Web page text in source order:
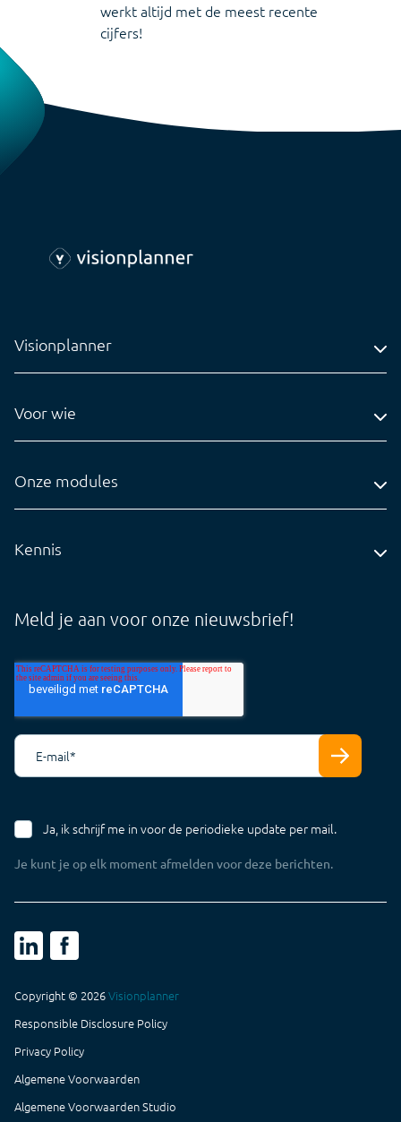
Maak een afspraak
werkt altijd met de meest recente
cijfers!
Meld je aan voor onze nieuwsbrief!
E-mail*
Ja, ik schrijf me in voor de periodieke update per mail.
Je kunt je op elk moment afmelden voor deze berichten.
Visionplanner
Contact
info@visionplanner.com
Voor wie
Accountantskantoren
Administratiekantoren
Ondernemingen
Onze modules
Compilation
Insights
Core
Kennis
Whitepapers
Support Offline
Copyright © 2026Visionplanner
Responsible Disclosure Policy
Privacy Policy
Algemene Voorwaarden
Algemene Voorwaarden Studio